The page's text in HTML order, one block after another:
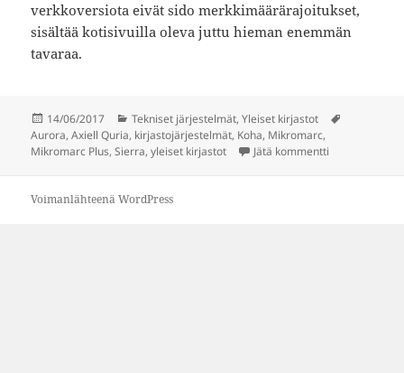
verkkoversiota eivät sido merkkimäärärajoitukset,
sisältää kotisivuilla oleva juttu hieman enemmän
tavaraa.
Julkaistu
14/06/2017 Kategoriat
Tekniset järjestelmät,Yleiset kirjastot
Aurora,Axiell Quria, kirjastojärjestelmät, Koha, Mikromarc,
Mikromarc Plus,Sierra,yleiset kirjastot Jätä kommentti
Voimanlähteenä WordPress